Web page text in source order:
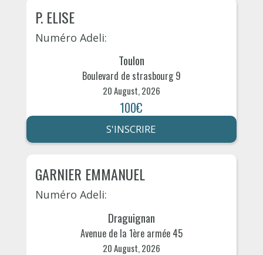
P. ELISE
Numéro Adeli:
Toulon
Boulevard de strasbourg 9
20 August, 2026
100€
S'INSCRIRE
GARNIER EMMANUEL
Numéro Adeli:
Draguignan
Avenue de la 1ère armée 45
20 August, 2026